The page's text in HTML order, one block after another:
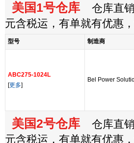
美国1号仓库 仓库直销
元含税运，有单就有优惠
型号 制造商
ABC275-1024L
[更多]
Bel Power
美国2号仓库 仓库直销
元含税运，有单就有优惠